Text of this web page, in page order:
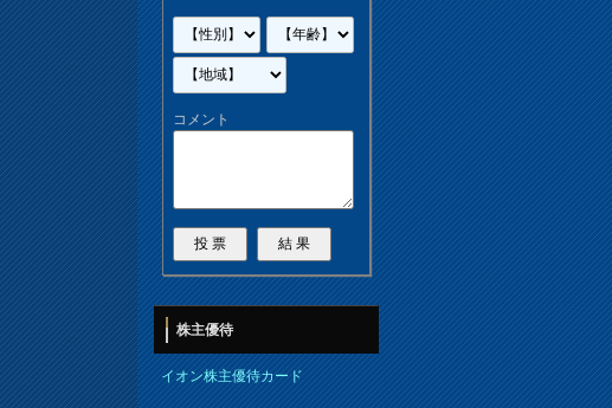
コメント
株主優待
イオン株主優待カード